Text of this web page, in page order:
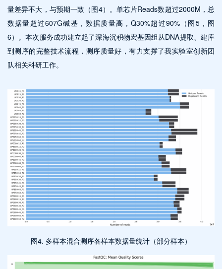
量差异不大，与预期一致（图4）。单芯片Reads数超过2000M，总
数据量超过607G碱基，数据质量高，Q30%超过90%（图5，图
6）。本次服务成功建立起了深海沉积物宏基因组从DNA提取、建库
到测序的完整技术流程，测序质量好，有力支撑了我实验室创新团
队相关科研工作。
图4. 多样本混合测序各样本数据量统计（部分样本）